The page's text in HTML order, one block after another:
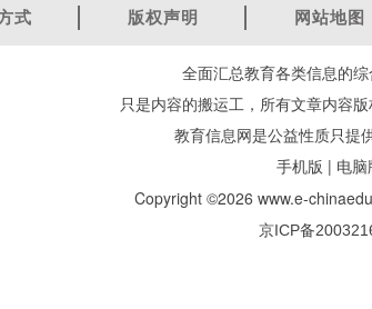
式 版权声明 网站地图
全面汇总教育各类信息的
只是内容的搬运工，所有文章内容
教育信息网是公益性质只提
手机版 | 电脑
Copyright ©2026 www.e-
京ICP备